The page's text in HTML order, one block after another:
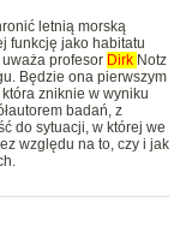
letnią morską
funkcję jako habitatu
profesor Dirk Notz
Będzie ona pierwszym
zniknie w wyniku
badań, z
do sytuacji, w której we
względu na to, czy i jak